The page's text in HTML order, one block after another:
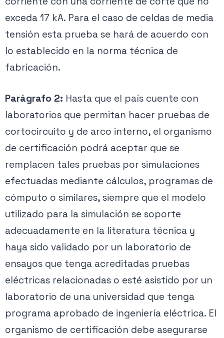
exceda 17 kA. Para el caso de celdas de media
tensión esta prueba se hará de acuerdo con
lo establecido en la norma técnica de
fabricación.
Parágrafo 2: Hasta que el país cuente con
laboratorios que permitan hacer pruebas de
cortocircuito y de arco interno, el organismo
de certificación podrá aceptar que se
remplacen tales pruebas por simulaciones
efectuadas mediante cálculos, programas de
cómputo o similares, siempre que el modelo
utilizado para la simulación se soporte
adecuadamente en la literatura técnica y
haya sido validado por un laboratorio de
ensayos que tenga acreditadas pruebas
eléctricas relacionadas o esté asistido por un
laboratorio de una universidad que tenga
programa aprobado de ingeniería eléctrica. El
organismo de certificación debe asegurarse